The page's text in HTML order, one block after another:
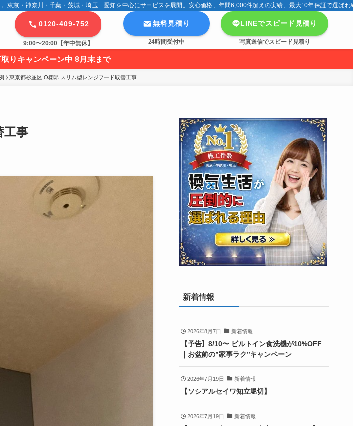
京・神奈川・千葉・茨城・埼玉・愛知を中心にサービスを展開。安心価格、年間6,000件超えの実績、最大10年保証で選ばれ
0120-409-752
9:00〜20:00【年中無休】
無料見積り
24時間受付中
LINEでスピード見積り
写真送信でスピード見積り
取りキャンペーン中 8月末まで
東京都杉並区 O様邸 スリム型レンジフード取替工事
工事
新着情報
2026年8月7日 新着情報
【予告】8/10〜 ビルトイン食洗機が10%OFF
｜お盆前の”家事ラク”キャンペーン
2026年7月19日 新着情報
【ソシアルセイワ知立堀切】
2026年7月19日 新着情報